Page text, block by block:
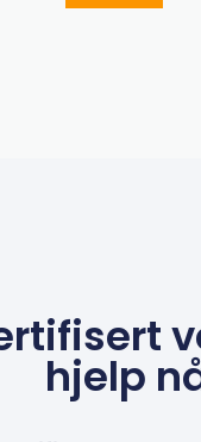
hjelp